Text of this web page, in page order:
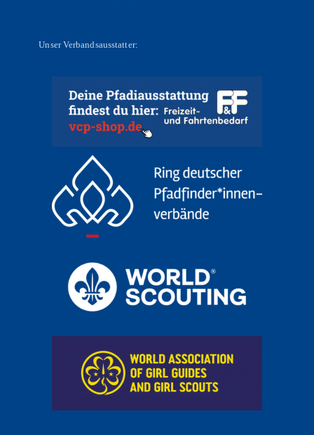
Unser Verbandsausstatter: